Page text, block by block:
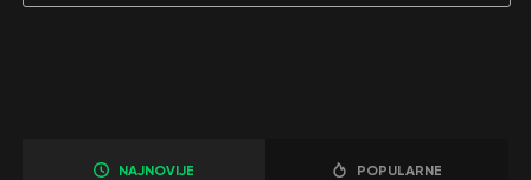
NAJNOVIJE POPULARNE